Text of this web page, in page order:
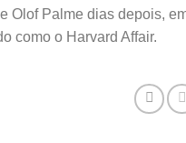
Olof Palme dias depois,
como o Harvard Affair.